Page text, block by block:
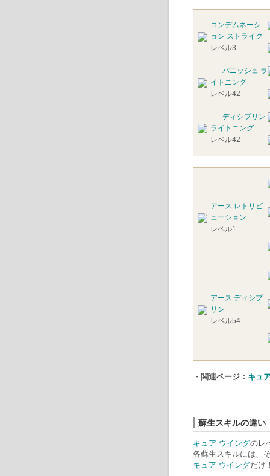
コンデムネーシ
ョン ストライク
レベル3
パニッシュ ラ
イトニング
レベル42
ディシプリン
ライトニング
レベル42
アース レトリビ
ューション
レベル1
アース ディシプ
リン
レベル54
・関連ページ： キュ
蘇生スキルの違い
キュア ウイングのレ
各蘇生スキルには、
キュア ウイングだけ